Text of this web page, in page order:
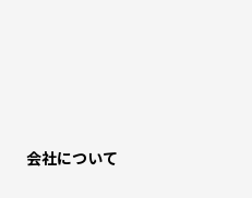
会社について